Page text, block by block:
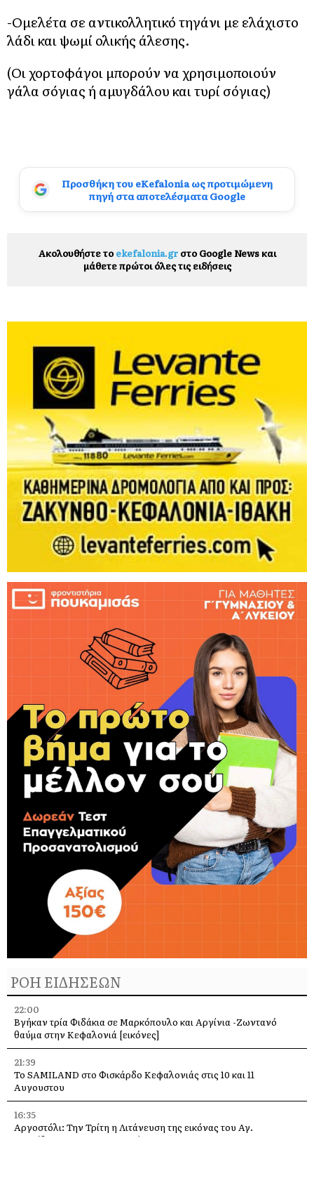
-Ομελέτα σε αντικολλητικό τηγάνι με ελάχιστο
λάδι και ψωμί ολικής άλεσης.
(Οι χορτοφάγοι μπορούν να χρησιμοποιούν
γάλα σόγιας ή αμυγδάλου και τυρί σόγιας)
Προσθήκη του eKefalonia ως προτιμώμενη
πηγή στα αποτελέσματα Google
Ακολουθήστε το ekefalonia.grστο Google News και
μάθετε πρώτοι όλες τις ειδήσεις
ΡΟΗ ΕΙΔΗΣΕΩΝ
22:00
Βγήκαν τρία Φιδάκια σε Μαρκόπουλο και Αργίνια -Ζωντανό
θαύμα στην Κεφαλονιά [εικόνες]
21:39
Το SAMILAND στο Φισκάρδο Κεφαλονιάς στις 10 και 11
Αυγουστου
16:35
Αργοστόλι: Την Τρίτη η Λιτάνευση της εικόνας του Αγ.
Σπυρίδωνα για τους σεισμούς του 53